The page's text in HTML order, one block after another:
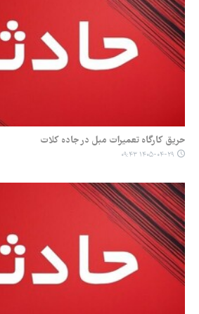
حریق کارگاه تعمیرات مبل در جاده کلات
۱۴۰۵-۰۴-۲۹ ۰۹:۴۳